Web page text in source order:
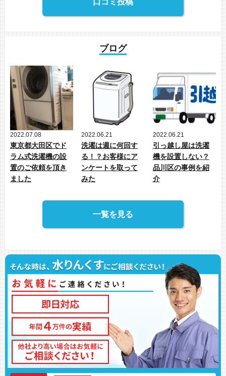
ブログ
2022.07.08
東京都大田区でド
ラム式洗濯機の設
置のご依頼を頂き
ました
2022.06.21
洗濯は週に何回す
る！？お客様にア
ンケートを取って
みた
2022.06.21
引っ越し屋は洗濯
機を設置しない？
品川区の事例を紹
介
一覧を見る